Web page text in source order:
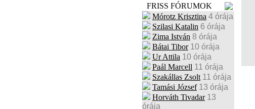
FRISS FÓRUMOK
Mórotz Krisztina 4 órája
Szilasi Katalin 6 órája
Zima István 8 órája
Bátai Tibor 10 órája
Ur Attila 10 órája
Paál Marcell 11 órája
Szakállas Zsolt 11 órája
Tamási József 13 órája
Horváth Tivadar 13
órája